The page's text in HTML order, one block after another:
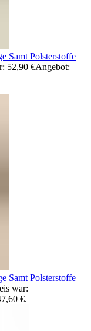
Samt Polsterstoffe
52,90 €Angebot:
Samt Polsterstoffe
war:
€.